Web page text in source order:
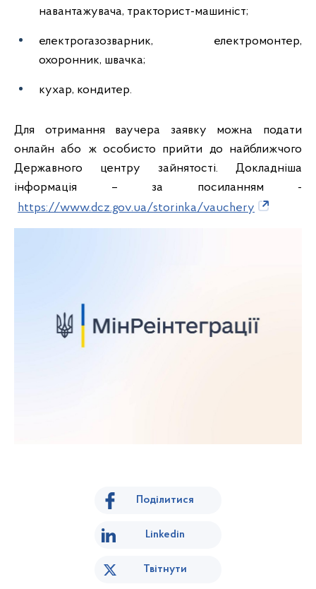
навантажувача, тракторист-машиніст;
електрогазозварник, електромонтер,
охоронник, швачка;
кухар, кондитер.
Для отримання ваучера заявку можна подати
онлайн або ж особисто прийти до найближчого
Державного центру зайнятості. Докладніша
інформація – за посиланням -
https://www.dcz.gov.ua/storinka/vauchery
Поділитися
Linkedin
Твітнути